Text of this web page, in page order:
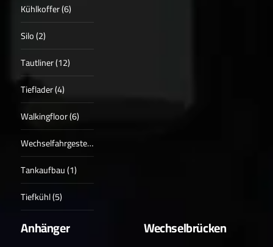
Kühlkoffer (6)
Silo (2)
Tautliner (12)
Tieflader (4)
Walkingfloor (6)
Wechselfahrgestell (4)
Tankaufbau (1)
Tiefkühl (5)
Anhänger Wechselbrücken